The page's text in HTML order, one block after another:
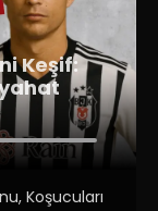
Keşif:
Koşucuları